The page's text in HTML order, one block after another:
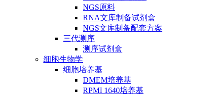
NGS原料
RNA文库制备试剂盒
NGS文库制备配套方案
三代测序
测序试剂盒
细胞生物学
细胞培养基
DMEM培养基
RPMI 1640培养基